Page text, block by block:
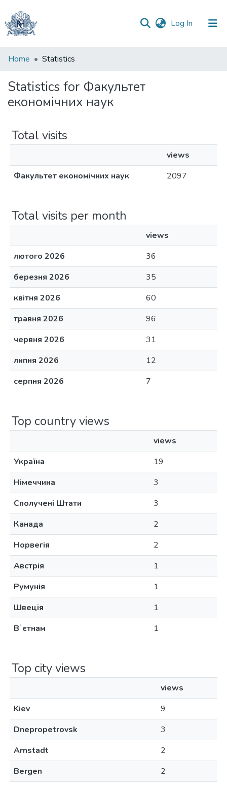
Log In (current)
Communities
Collections
All of DSpace
Home Statistics
Statistics for Факультет
економічних наук
Total visits
views
Факультет економічних наук
2097
Total visits per month
views
лютого 2026
36
березня 2026
35
квітня 2026
60
травня 2026
96
червня 2026
31
липня 2026
12
серпня 2026
7
Top country views
views
Україна
19
Німеччина
3
Сполучені Штати
3
Канада
2
Норвегія
2
Австрія
1
Румунія
1
Швеція
1
Вʼєтнам
1
Top city views
views
Kiev
9
Dnepropetrovsk
3
Arnstadt
2
Bergen
2